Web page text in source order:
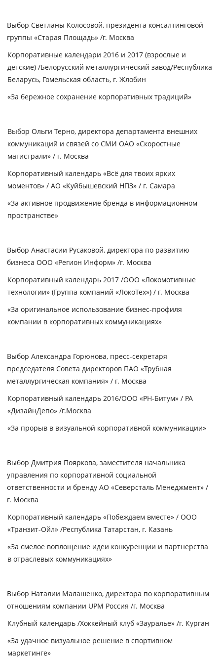
Выбор Светланы Колосовой, президента консалтинговой
группы «Старая Площадь» /г. Москва
Корпоративные календари 2016 и 2017 (взрослые и
детские) /Белорусский металлургический завод/Республика
Беларусь, Гомельская область, г. Жлобин
«За бережное сохранение корпоративных традиций»
Выбор Ольги Терно, директора департамента внешних
коммуникаций и связей со СМИ ОАО «Скоростные
магистрали» / г. Москва
Корпоративный календарь «Всё для твоих ярких
моментов» / АО «Куйбышевский НПЗ» / г. Самара
«За активное продвижение бренда в информационном
пространстве»
Выбор Анастасии Русаковой, директора по развитию
бизнеса ООО «Регион Информ» /г. Москва
Корпоративный календарь 2017 /ООО «Локомотивные
технологии» (Группа компаний «ЛокоТех») / г. Москва
«За оригинальное использование бизнес-профиля
компании в корпоративных коммуникациях»
Выбор Александра Горюнова, пресс-секретаря
председателя Совета директоров ПАО «Трубная
металлургическая компания» / г. Москва
Корпоративный календарь 2016/ООО «РН-Битум» / РА
«ДизайнДепо» /г.Москва
«За прорыв в визуальной корпоративной коммуникации»
Выбор Дмитрия Пояркова, заместителя начальника
управления по корпоративной социальной
ответственности и бренду АО «Северсталь Менеджмент» /
г. Москва
Корпоративный календарь «Побеждаем вместе» / ООО
«Транзит-Ойл» /Республика Татарстан, г. Казань
«За смелое воплощение идеи конкуренции и партнерства
в отраслевых коммуникациях»
Выбор Наталии Малашенко, директора по корпоративным
отношениям компании UPM Россия /г. Москва
Клубный календарь /Хоккейный клуб «Зауралье» /г. Курган
«За удачное визуальное решение в спортивном
маркетинге»